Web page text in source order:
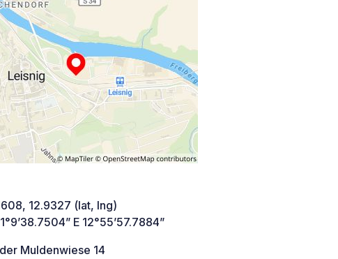
12.9327 (lat, lng)
E 12°55’57.7884”
Muldenwiese 14